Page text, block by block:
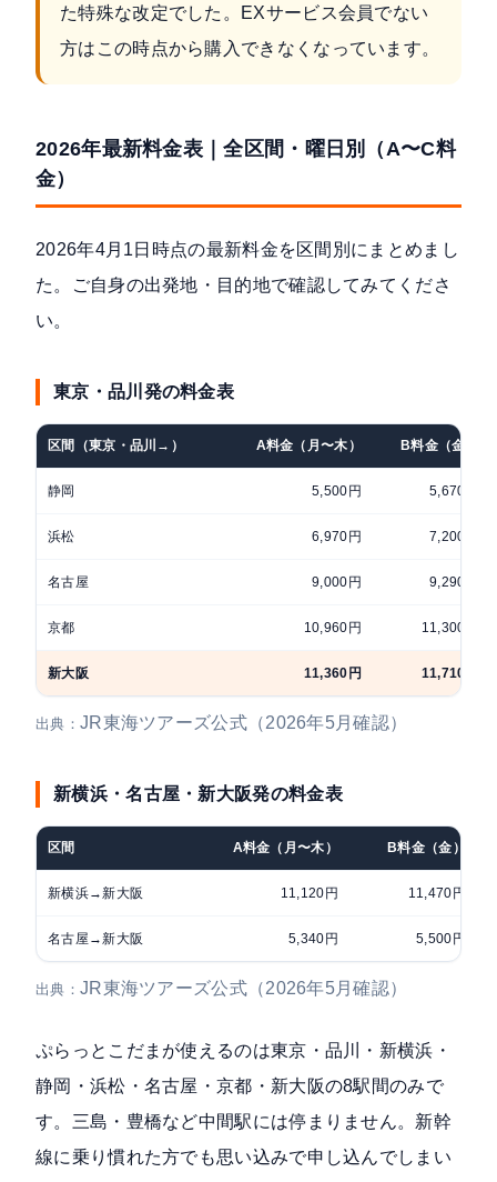
た特殊な改定でした。EXサービス会員でない
方はこの時点から購入できなくなっています。
2026年最新料金表｜全区間・曜日別（A〜C料
金）
2026年4月1日時点の最新料金を区間別にまとめまし
た。ご自身の出発地・目的地で確認してみてくださ
い。
東京・品川発の料金表
区間（東京・品川→） A料金（月〜木） B料金（金）
静岡 5,500円 5,670円
浜松 6,970円 7,200円
名古屋 9,000円 9,290円
京都 10,960円 11,300円
新大阪 11,360円 11,710円
出典： JR東海ツアーズ公式（2026年5月確認）
新横浜・名古屋・新大阪発の料金表
区間 A料金（月〜木） B料金（金）
新横浜→新大阪 11,120円 11,470円
名古屋→新大阪 5,340円 5,500円
出典： JR東海ツアーズ公式（2026年5月確認）
ぷらっとこだまが使えるのは東京・品川・新横浜・
静岡・浜松・名古屋・京都・新大阪の8駅間のみで
す。三島・豊橋など中間駅には停まりません。新幹
線に乗り慣れた方でも思い込みで申し込んでしまい